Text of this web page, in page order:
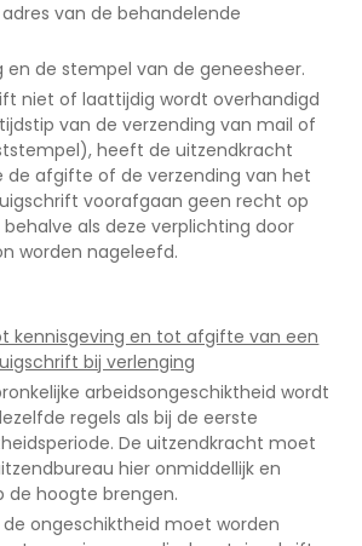
van de behandelende
en de stempel van de geneesheer.
niet of laattijdig wordt overhandigd
van de verzending van mail of
heeft de uitzendkracht
de afgifte of de verzending van het
voorafgaan geen recht op
als deze verplichting door
worden nageleefd.
kennisgeving en tot afgifte van een
bij verlenging
arbeidsongeschiktheid wordt
regels als bij de eerste
De uitzendkracht moet
hier onmiddellijk en
de hoogte brengen.
ongeschiktheid moet worden